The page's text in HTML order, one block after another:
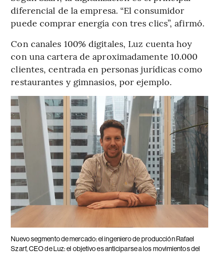
diferencial de la empresa. “El consumidor
puede comprar energía con tres clics”, afirmó.
Con canales 100% digitales, Luz cuenta hoy
con una cartera de aproximadamente 10.000
clientes, centrada en personas jurídicas como
restaurantes y gimnasios, por ejemplo.
Nuevo segmento de mercado: el ingeniero de producción Rafael
Szarf, CEO de Luz: el objetivo es anticiparse a los movimientos del